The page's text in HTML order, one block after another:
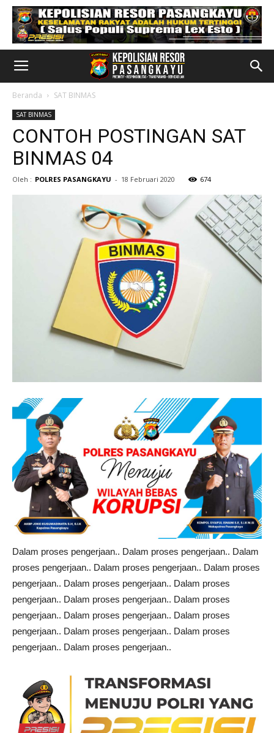
Beranda SAT BINMAS
SAT BINMAS
CONTOH POSTINGAN SAT
BINMAS 04
Oleh : POLRES PASANGKAYU - 18 Februari 2020 674
Dalam proses pengerjaan.. Dalam proses pengerjaan.. Dalam
proses pengerjaan.. Dalam proses pengerjaan.. Dalam proses
pengerjaan.. Dalam proses pengerjaan.. Dalam proses
pengerjaan.. Dalam proses pengerjaan.. Dalam proses
pengerjaan.. Dalam proses pengerjaan.. Dalam proses
pengerjaan.. Dalam proses pengerjaan.. Dalam proses
pengerjaan.. Dalam proses pengerjaan..